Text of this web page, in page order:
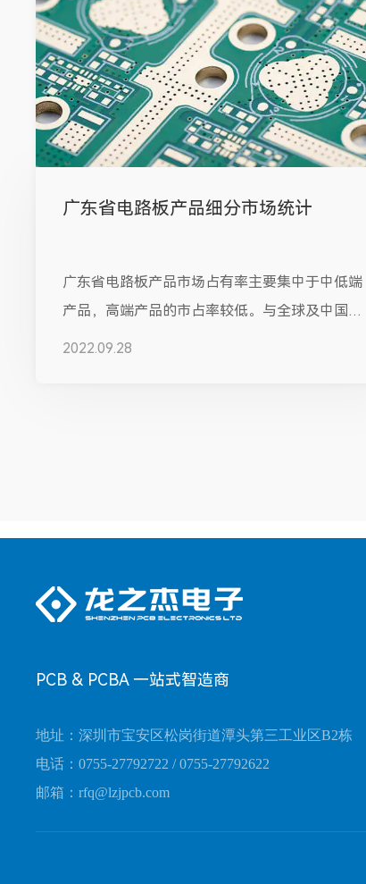
广东省电路板产品细分市场统计
广东省电路板产品市场占有率主要集中于中低端
产品，高端产品的市占率较低。与全球及中国台
湾地区相比，从产品细分市场来看，广东...
2022.09.28
PCB & PCBA 一站式智造商
地址：深圳市宝安区松岗街道潭头第三工业区B2栋
电话：0755-27792722 / 0755-27792622
邮箱：rfq@lzjpcb.com